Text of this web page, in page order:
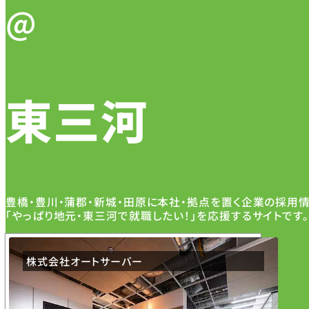
@
東三河
豊橋・豊川・蒲郡・新城・田原に本社・拠点を置く企業の採用
「やっぱり地元・東三河で就職したい！」を応援するサイトです。
株式会社オートサーバー